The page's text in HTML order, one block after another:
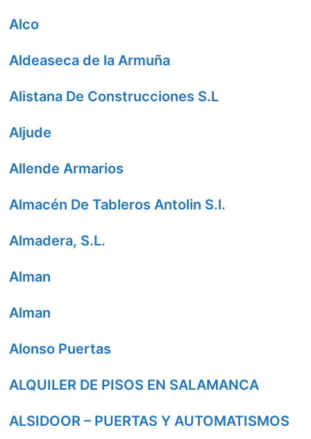
Alco
Aldeaseca de la Armuña
Alistana De Construcciones S.L
Aljude
Allende Armarios
Almacén De Tableros Antolin S.l.
Almadera, S.L.
Alman
Alman
Alonso Puertas
ALQUILER DE PISOS EN SALAMANCA
ALSIDOOR – PUERTAS Y AUTOMATISMOS